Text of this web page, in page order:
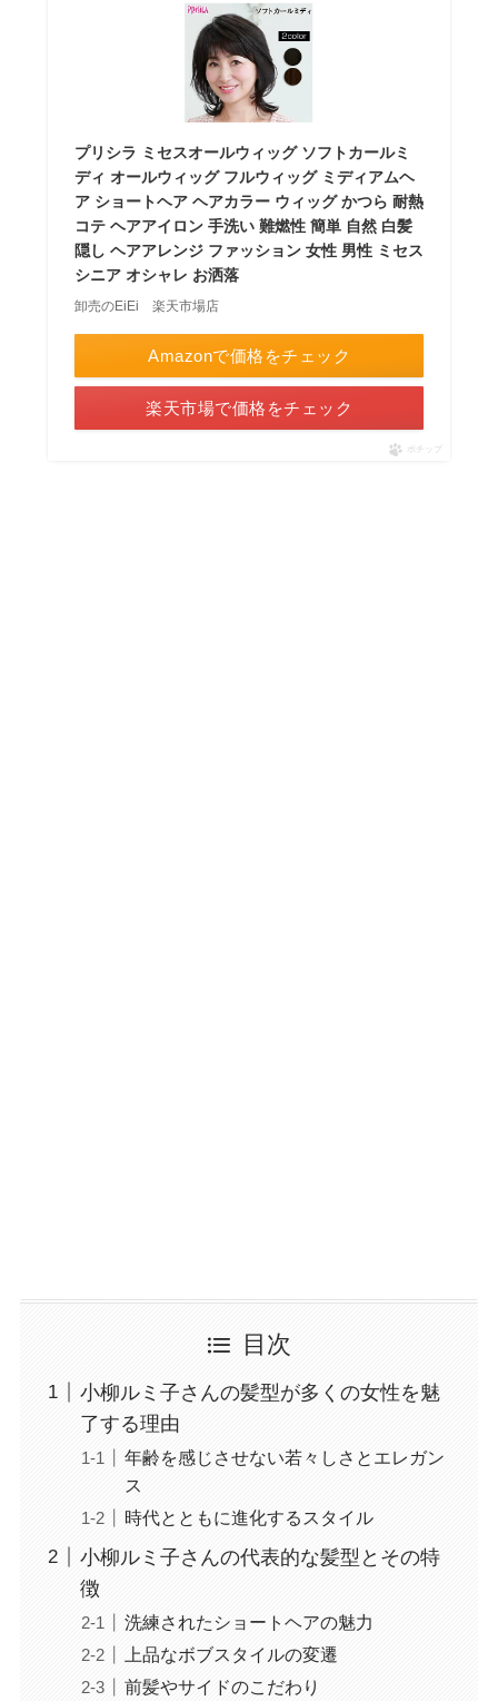
プリシラ ミセスオールウィッグ ソフトカールミ
ディ オールウィッグ フルウィッグ ミディアムヘ
ア ショートヘア ヘアカラー ウィッグ かつら 耐熱
コテ ヘアアイロン 手洗い 難燃性 簡単 自然 白髪
隠し ヘアアレンジ ファッション 女性 男性 ミセス
シニア オシャレ お洒落
卸売のEiEi 楽天市場店
Amazonで価格をチェック
楽天市場で価格をチェック
ポチップ
目次
小柳ルミ子さんの髪型が多くの女性を魅
了する理由
年齢を感じさせない若々しさとエレガン
ス
時代とともに進化するスタイル
小柳ルミ子さんの代表的な髪型とその特
徴
洗練されたショートヘアの魅力
上品なボブスタイルの変遷
前髪やサイドのこだわり